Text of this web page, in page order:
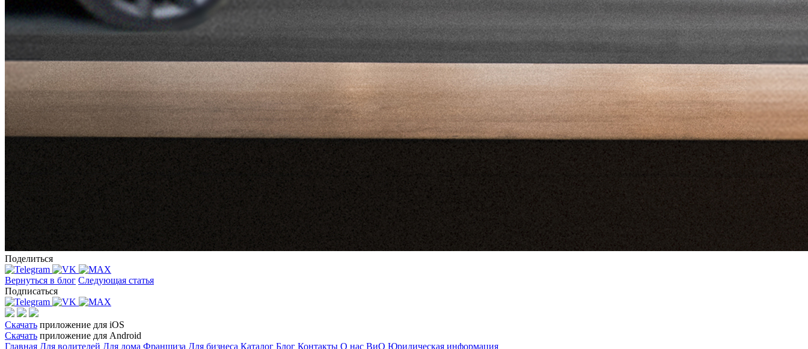
Поделиться
Вернуться в блог Следующая статья
Подписаться
Скачать приложение для iOS
Скачать приложение для Android
Главная Для водителей Для дома Франшиза Для бизнеса Каталог Блог Контакты О нас ВиО Юридическая информация